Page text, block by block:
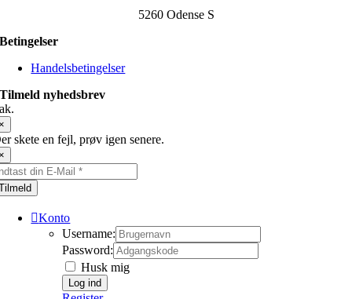
5260 Odense S
Betingelser
Handelsbetingelser
Tilmeld nyhedsbrev
skete en fejl, prøv igen senere.
Konto
Username:
Password:
Husk mig